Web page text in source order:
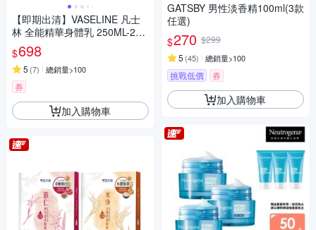
【即期出清】VASELINE 凡士
林 全能精華身體乳 250ML-2入
_四款任選(效期至2027/1)
$698
5 (7) 總銷量>100
券
加入購物車
GATSBY 男性淡香精100ml(3款
任選)
$270 $299
5 (45) 總銷量>100
挑戰低價 券
加入購物車